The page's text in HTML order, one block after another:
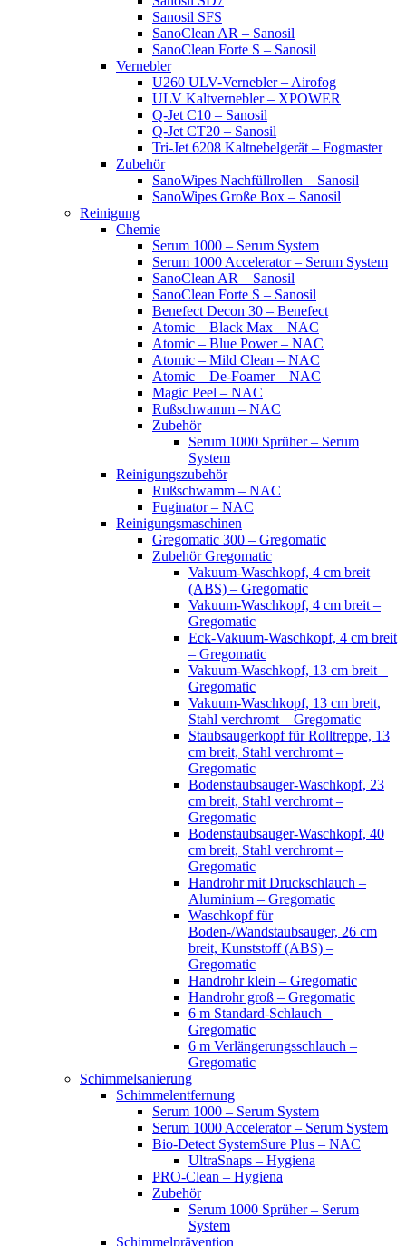
Sanosil SFS
SanoClean AR – Sanosil
SanoClean Forte S – Sanosil
Vernebler
U260 ULV-Vernebler – Airofog
ULV Kaltvernebler – XPOWER
Q-Jet C10 – Sanosil
Q-Jet CT20 – Sanosil
Tri-Jet 6208 Kaltnebelgerät – Fogmaster
Zubehör
SanoWipes Nachfüllrollen – Sanosil
SanoWipes Große Box – Sanosil
Reinigung
Chemie
Serum 1000 – Serum System
Serum 1000 Accelerator – Serum System
SanoClean AR – Sanosil
SanoClean Forte S – Sanosil
Benefect Decon 30 – Benefect
Atomic – Black Max – NAC
Atomic – Blue Power – NAC
Atomic – Mild Clean – NAC
Atomic – De-Foamer – NAC
Magic Peel – NAC
Rußschwamm – NAC
Zubehör
Serum 1000 Sprüher – Serum
System
Reinigungszubehör
Rußschwamm – NAC
Fuginator – NAC
Reinigungsmaschinen
Gregomatic 300 – Gregomatic
Zubehör Gregomatic
Vakuum-Waschkopf, 4 cm breit
(ABS) – Gregomatic
Vakuum-Waschkopf, 4 cm breit –
Gregomatic
Eck-Vakuum-Waschkopf, 4 cm breit
– Gregomatic
Vakuum-Waschkopf, 13 cm breit –
Gregomatic
Vakuum-Waschkopf, 13 cm breit,
Stahl verchromt – Gregomatic
Staubsaugerkopf für Rolltreppe, 13
cm breit, Stahl verchromt –
Gregomatic
Bodenstaubsauger-Waschkopf, 23
cm breit, Stahl verchromt –
Gregomatic
Bodenstaubsauger-Waschkopf, 40
cm breit, Stahl verchromt –
Gregomatic
Handrohr mit Druckschlauch –
Aluminium – Gregomatic
Waschkopf für
Boden-/Wandstaubsauger, 26 cm
breit, Kunststoff (ABS) –
Gregomatic
Handrohr klein – Gregomatic
Handrohr groß – Gregomatic
6 m Standard-Schlauch –
Gregomatic
6 m Verlängerungsschlauch –
Gregomatic
Schimmelsanierung
Schimmelentfernung
Serum 1000 – Serum System
Serum 1000 Accelerator – Serum System
Bio-Detect SystemSure Plus – NAC
UltraSnaps – Hygiena
PRO-Clean – Hygiena
Zubehör
Serum 1000 Sprüher – Serum
System
Schimmelprävention